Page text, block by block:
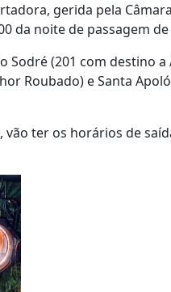
gerida pela
da noite de passagem
(201 com destino
Roubado) e Santa
ter os horários de